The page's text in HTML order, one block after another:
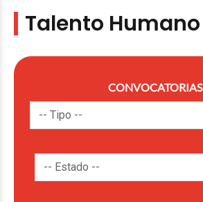
Talento Humano
CONVOCATORIAS